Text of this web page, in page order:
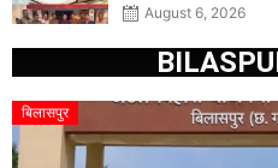
August 6, 2026
बिलासपुर